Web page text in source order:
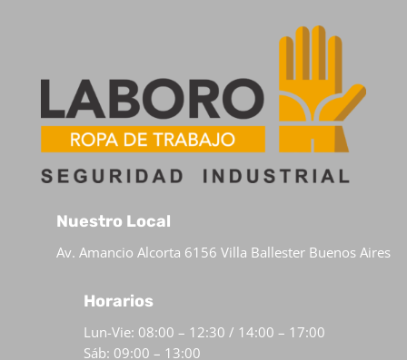
Nuestro Local
Av. Amancio Alcorta 6156 Villa Ballester Buenos Aires
Horarios
Lun-Vie: 08:00 – 12:30 / 14:00 – 17:00
Sáb: 09:00 – 13:00